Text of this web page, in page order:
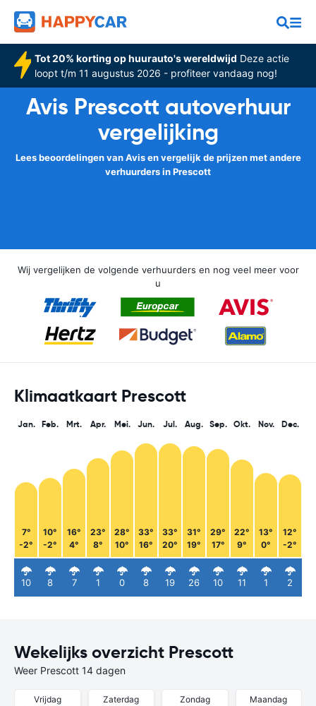
Tot 20% korting op huurauto's wereldwijd Deze actie
loopt t/m 11 augustus 2026 - profiteer vandaag nog!
Avis Prescott autoverhuur
vergelijking
Lees beoordelingen van Avis en vergelijk de prijzen met andere
verhuurders in Prescott
Wij vergelijken de volgende verhuurders en nog veel meer voor
u
Klimaatkaart Prescott
Jan.
7°
-2°
10
Feb.
10°
-2°
8
Mrt.
16°
4°
7
Apr.
23°
8°
1
Mei.
28°
10°
0
Jun.
33°
16°
8
Jul.
33°
20°
19
Aug.
31°
19°
26
Sep.
29°
17°
10
Okt.
22°
9°
11
Nov.
13°
0°
1
Dec.
12°
-2°
2
Wekelijks overzicht Prescott
Weer Prescott 14 dagen
Vrijdag
Zaterdag
Zondag
Maandag